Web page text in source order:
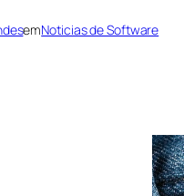
emNoticias de Software